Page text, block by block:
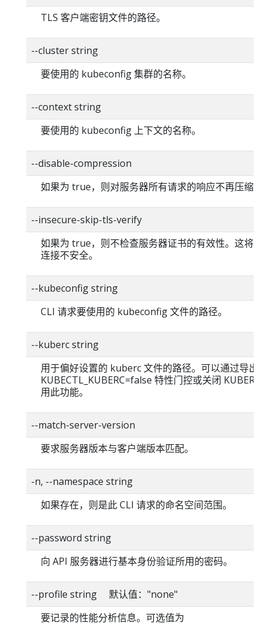
TLS 客户端密钥文件的路径。
--cluster string
要使用的 kubeconfig 集群的名称。
--context string
要使用的 kubeconfig 上下文的名称。
--disable-compression
如果为 true，则对服务器所有请求的响应不再压缩。
--insecure-skip-tls-verify
如果为 true，则不检查服务器证书的有效性。这将使
连接不安全。
--kubeconfig string
CLI 请求要使用的 kubeconfig 文件的路径。
--kuberc string
用于偏好设置的 kuberc 文件的路径。可以通过导出
KUBECTL_KUBERC=false 特性门控或关闭
用此功能。
--match-server-version
要求服务器版本与客户端版本匹配。
-n, --namespace string
如果存在，则是此 CLI 请求的命名空间范围。
--password string
向 API 服务器进行基本身份验证所用的密码。
--profile string 默认值："none"
要记录的性能分析信息。可选值为